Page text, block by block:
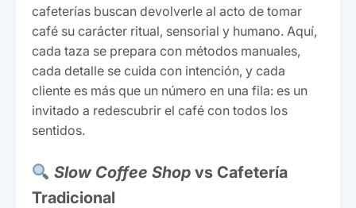
cafeterías buscan devolverle al acto de tomar
café su carácter ritual, sensorial y humano. Aquí,
cada taza se prepara con métodos manuales,
cada detalle se cuida con intención, y cada
cliente es más que un número en una fila: es un
invitado a redescubrir el café con todos los
sentidos.
Slow Coffee Shopvs Cafetería
Tradicional